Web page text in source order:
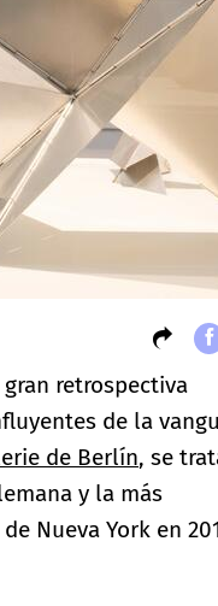
retrospectiva
de la
de Berlín, se
y la más
Nueva York en